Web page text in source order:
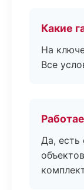
Какие
На
Все
Да, есть